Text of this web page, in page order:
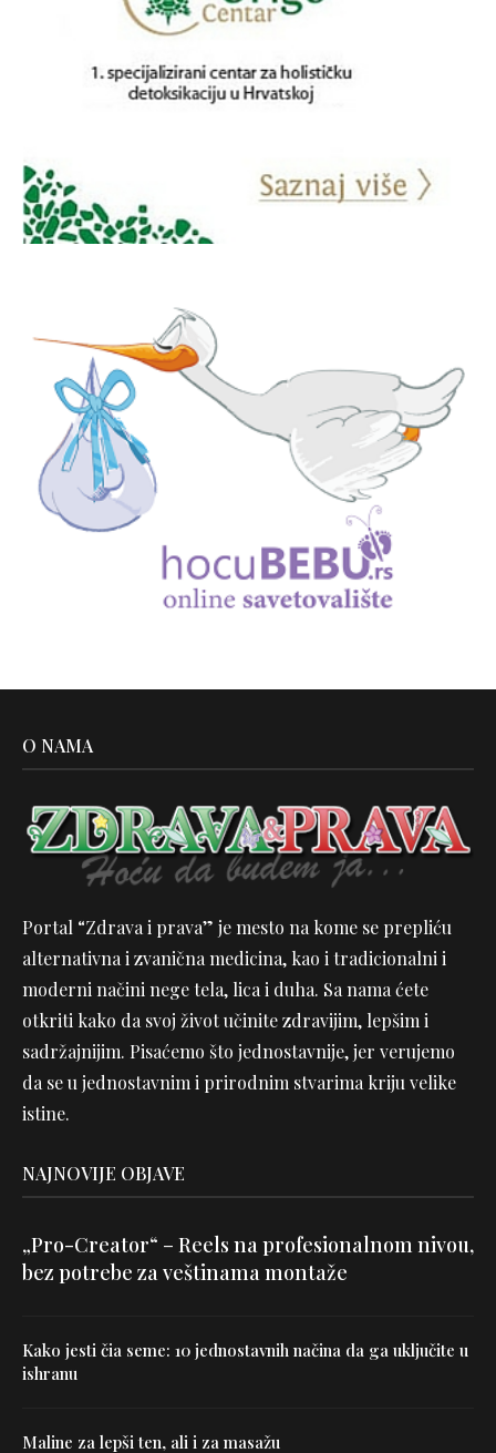
O NAMA
Portal “Zdrava i prava” je mesto na kome se prepliću
alternativna i zvanična medicina, kao i tradicionalni i
moderni načini nege tela, lica i duha. Sa nama ćete
otkriti kako da svoj život učinite zdravijim, lepšim i
sadržajnijim. Pisaćemo što jednostavnije, jer verujemo
da se u jednostavnim i prirodnim stvarima kriju velike
istine.
NAJNOVIJE OBJAVE
„Pro-Creator“ – Reels na profesionalnom nivou,
bez potrebe za veštinama montaže
Kako jesti čia seme: 10 jednostavnih načina da ga uključite u
ishranu
Maline za lepši ten, ali i za masažu